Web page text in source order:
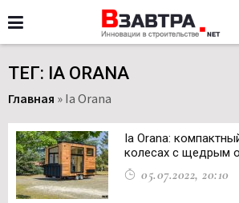
ТЕГ: IA ORANA
Главная » Ia Orana
Ia Orana:
колесах с щедрым
05.07.2022, 20:10